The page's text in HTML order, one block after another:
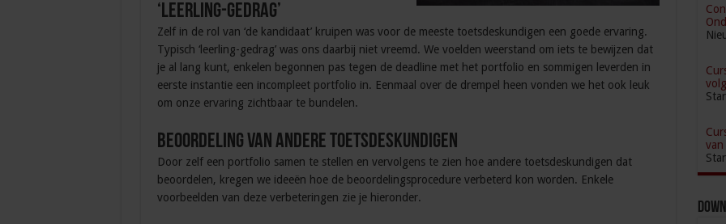
‘Leerling-gedrag’
Zelf in de rol van ‘de kandidaat’ kruipen was voor de meeste toetsdeskundigen een goede ervaring.
Typisch ‘leerling-gedrag’ was ons daarbij niet vreemd. We voelden weerstand om iets te bewijzen dat
je al lang kunt, enkelen begonnen pas tegen de deadline met het portfolio en sommigen leverden in
eerste instantie een incompleet portfolio in. Eenmaal over de drempel heen vonden we het ook leuk
om onze ervaring zichtbaar te bundelen.
Beoordeling van andere Toetsdeskundigen
Door zelf een portfolio samen te stellen en vervolgens te zien hoe andere toetsdeskundigen dat
beoordelen, kregen we ideeën hoe de beoordelingsprocedure verbeterd kon worden. Enkele
voorbeelden van deze verbeteringen zie je hieronder.
van